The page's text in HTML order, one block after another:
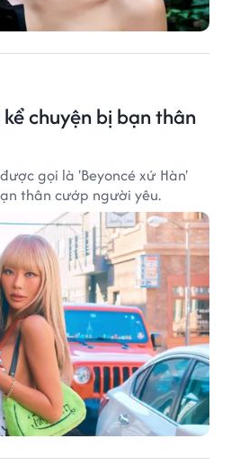
chuyện bị bạn thân
gọi là 'Beyoncé xứ Hàn'
thân cướp người yêu.